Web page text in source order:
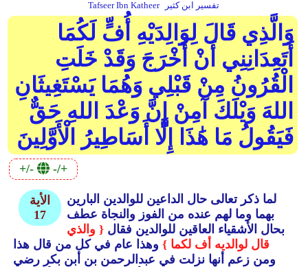
Tafseer Ibn Katheer تفسير ابن كثير
وَالَّذِي قَالَ لِوَالِدَيْهِ أُفٍّ لَكُمَا
أَتَعِدَانِنِي أَنْ أُخْرَجَ وَقَدْ خَلَتِ
الْقُرُونُ مِنْ قَبْلِي وَهُمَا يَسْتَغِيثَانِ
اللهَ وَيْلَكَ آمِنْ إِنَّ وَعْدَ اللهِ حَقٌّ
فَيَقُولُ مَا هَٰذَا إِلَّا أَسَاطِيرُ الْأَوَّلِينَ
+/- -/+
الأية
17
لما ذكر تعالى حال الداعين للوالدين البارين
بهما وما لهم عنده من الفوز والنجاة عطف
بحال الأشقياء العاقين للوالدين فقال { والذي
قال لوالديه أف لكما }وهذا عام في كل من قال هذا
ومن زعم أنها نزلت في عبدالرحمن بن أبن بكر رضي